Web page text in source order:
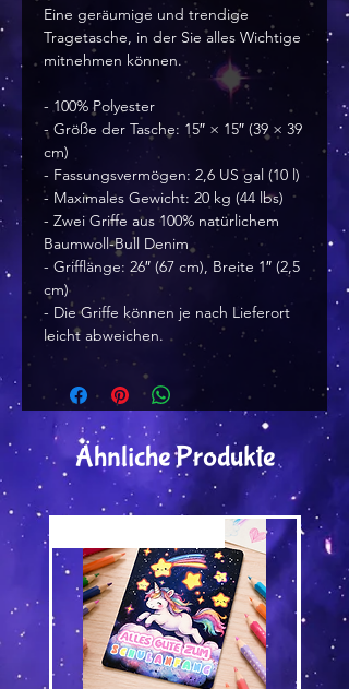
Eine geräumige und trendige
Tragetasche, in der Sie alles Wichtige
mitnehmen können.
- 100% Polyester
- Größe der Tasche: 15″ × 15″ (39 × 39
cm)
- Fassungsvermögen: 2,6 US gal (10 l)
- Maximales Gewicht: 20 kg (44 lbs)
- Zwei Griffe aus 100% natürlichem
Baumwoll-Bull Denim
- Grifflänge: 26″ (67 cm), Breite 1″ (2,5
cm)
- Die Griffe können je nach Lieferort
leicht abweichen.
Ähnliche Produkte